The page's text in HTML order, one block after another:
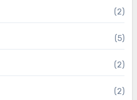
(2)
(5)
(2)
(2)